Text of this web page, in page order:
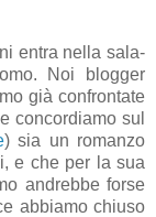
entra nella sala-
Noi blogger
già confrontate
concordiamo sul
) sia un romanzo
e che per la sua
andrebbe forse
abbiamo chiuso